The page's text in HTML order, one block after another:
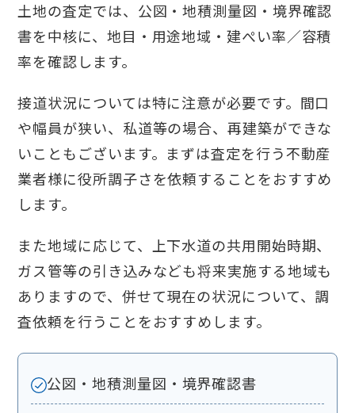
土地の査定では、公図・地積測量図・境界確認
書を中核に、地目・用途地域・建ぺい率／容積
率を確認します。
接道状況については特に注意が必要です。間口
や幅員が狭い、私道等の場合、再建築ができな
いこともございます。まずは査定を行う不動産
業者様に役所調子さを依頼することをおすすめ
します。
また地域に応じて、上下水道の共用開始時期、
ガス管等の引き込みなども将来実施する地域も
ありますので、併せて現在の状況について、調
査依頼を行うことをおすすめします。
公図・地積測量図・境界確認書